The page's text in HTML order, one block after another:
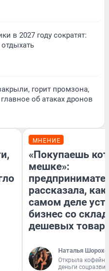
в 2027 году сократят:
горит промзона,
об атаках дронов
МНЕНИЕ
«Покупаешь
мешке»:
рассказала, как
самом деле
бизнес со
дешевых
Наталья
Открыла
деньги